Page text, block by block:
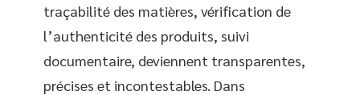
traçabilité des matières, vérification de
l’authenticité des produits, suivi
documentaire, deviennent transparentes,
précises et incontestables. Dans